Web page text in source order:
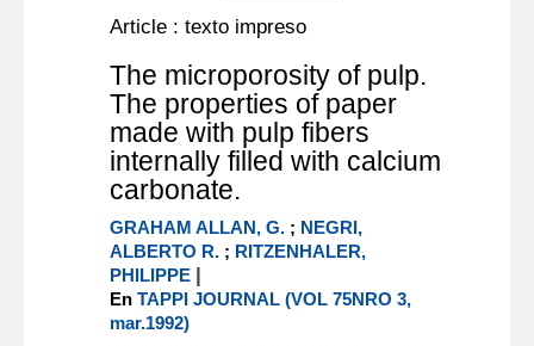
Article : texto impreso
The microporosity of pulp.
The properties of paper
made with pulp fibers
internally filled with calcium
carbonate.
GRAHAM ALLAN, G. ; NEGRI,
ALBERTO R. ; RITZENHALER,
PHILIPPE |
EnTAPPI JOURNAL (VOL 75NRO 3,
mar.1992)